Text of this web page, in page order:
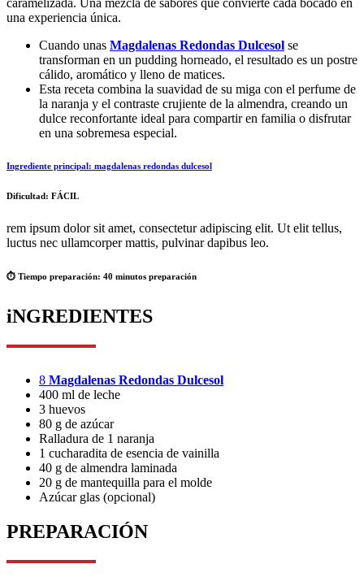
caramelizada. Una mezcla de sabores que convierte cada bocado en
una experiencia única.
Cuando unas Magdalenas Redondas Dulcesol se
transforman en un pudding horneado, el resultado es un postre
cálido, aromático y lleno de matices.
Esta receta combina la suavidad de su miga con el perfume de
la naranja y el contraste crujiente de la almendra, creando un
dulce reconfortante ideal para compartir en familia o disfrutar
en una sobremesa especial.
Ingrediente principal: magdalenas redondas dulcesol
Dificultad: FÁCIL
rem ipsum dolor sit amet, consectetur adipiscing elit. Ut elit tellus,
luctus nec ullamcorper mattis, pulvinar dapibus leo.
⏱️ Tiempo preparación: 40 minutos preparación
iNGREDIENTES
8 Magdalenas Redondas Dulcesol
400 ml de leche
3 huevos
80 g de azúcar
Ralladura de 1 naranja
1 cucharadita de esencia de vainilla
40 g de almendra laminada
20 g de mantequilla para el molde
Azúcar glas (opcional)
PREPARACIÓN